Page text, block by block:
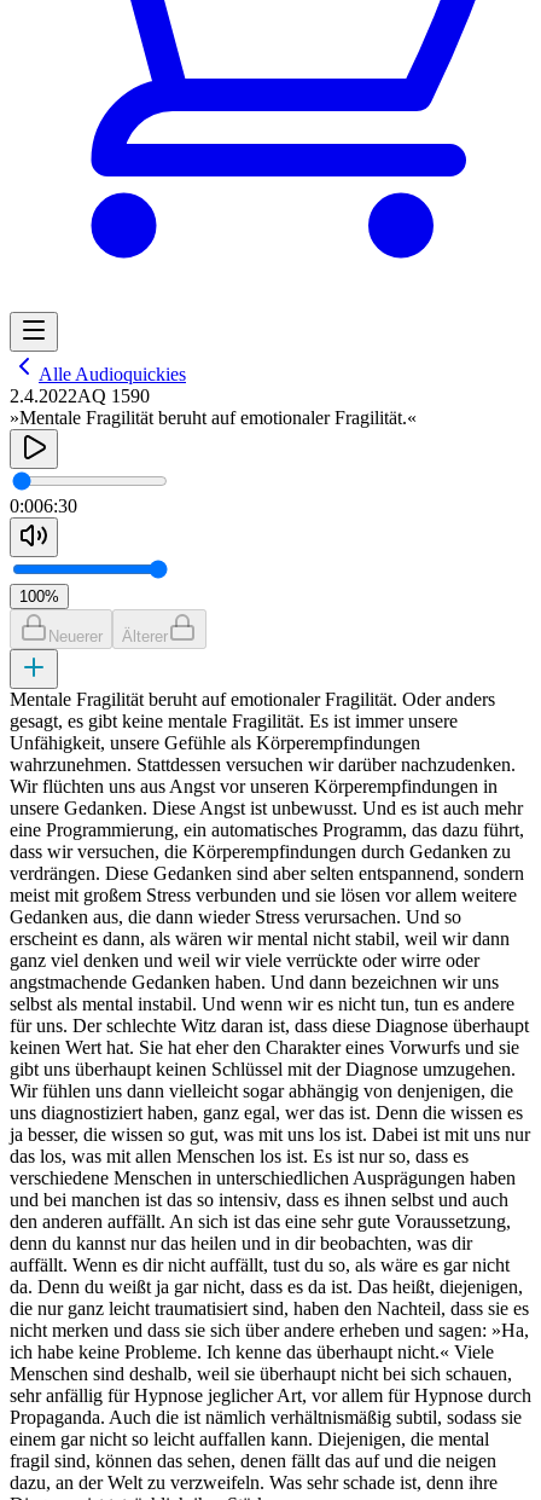
Alle Audioquickies
2.4.2022AQ 1590
»Mentale Fragilität beruht auf emotionaler Fragilität.«
0:006:30
100%
Neuerer Älterer
Mentale Fragilität beruht auf emotionaler Fragilität. Oder anders
gesagt, es gibt keine mentale Fragilität. Es ist immer unsere
Unfähigkeit, unsere Gefühle als Körperempfindungen
wahrzunehmen. Stattdessen versuchen wir darüber nachzudenken.
Wir flüchten uns aus Angst vor unseren Körperempfindungen in
unsere Gedanken. Diese Angst ist unbewusst. Und es ist auch mehr
eine Programmierung, ein automatisches Programm, das dazu führt,
dass wir versuchen, die Körperempfindungen durch Gedanken zu
verdrängen. Diese Gedanken sind aber selten entspannend, sondern
meist mit großem Stress verbunden und sie lösen vor allem weitere
Gedanken aus, die dann wieder Stress verursachen. Und so
erscheint es dann, als wären wir mental nicht stabil, weil wir dann
ganz viel denken und weil wir viele verrückte oder wirre oder
angstmachende Gedanken haben. Und dann bezeichnen wir uns
selbst als mental instabil. Und wenn wir es nicht tun, tun es andere
für uns. Der schlechte Witz daran ist, dass diese Diagnose überhaupt
keinen Wert hat. Sie hat eher den Charakter eines Vorwurfs und sie
gibt uns überhaupt keinen Schlüssel mit der Diagnose umzugehen.
Wir fühlen uns dann vielleicht sogar abhängig von denjenigen, die
uns diagnostiziert haben, ganz egal, wer das ist. Denn die wissen es
ja besser, die wissen so gut, was mit uns los ist. Dabei ist mit uns nur
das los, was mit allen Menschen los ist. Es ist nur so, dass es
verschiedene Menschen in unterschiedlichen Ausprägungen haben
und bei manchen ist das so intensiv, dass es ihnen selbst und auch
den anderen auffällt. An sich ist das eine sehr gute Voraussetzung,
denn du kannst nur das heilen und in dir beobachten, was dir
auffällt. Wenn es dir nicht auffällt, tust du so, als wäre es gar nicht
da. Denn du weißt ja gar nicht, dass es da ist. Das heißt, diejenigen,
die nur ganz leicht traumatisiert sind, haben den Nachteil, dass sie es
nicht merken und dass sie sich über andere erheben und sagen: »Ha,
ich habe keine Probleme. Ich kenne das überhaupt nicht.« Viele
Menschen sind deshalb, weil sie überhaupt nicht bei sich schauen,
sehr anfällig für Hypnose jeglicher Art, vor allem für Hypnose durch
Propaganda. Auch die ist nämlich verhältnismäßig subtil, sodass sie
einem gar nicht so leicht auffallen kann. Diejenigen, die mental
fragil sind, können das sehen, denen fällt das auf und die neigen
dazu, an der Welt zu verzweifeln. Was sehr schade ist, denn ihre